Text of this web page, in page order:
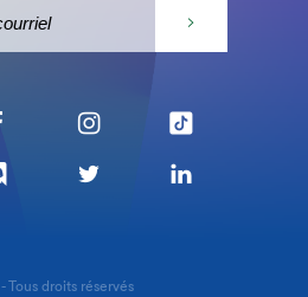
Tous droits réservés